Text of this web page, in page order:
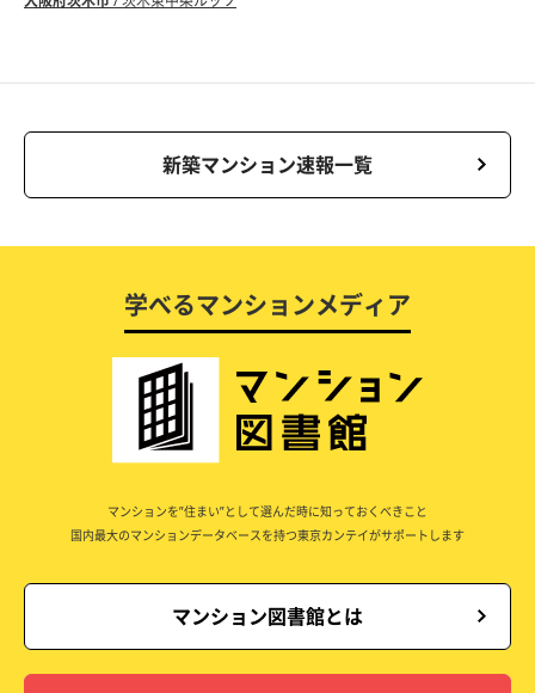
新築マンション速報一覧
学べるマンションメディア
マンションを”住まい”として選んだ時に知っておくべきこと
国内最大のマンションデータベースを持つ東京カンテイがサポートします
マンション図書館とは